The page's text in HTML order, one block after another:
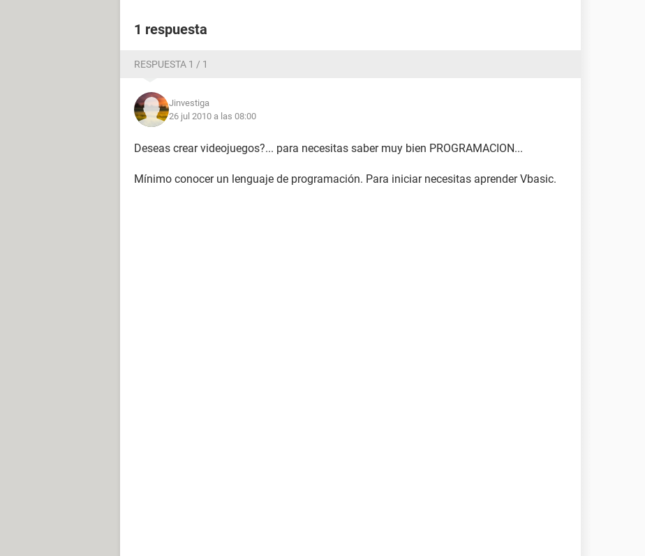
1 respuesta
RESPUESTA 1 / 1
Jinvestiga
26 jul 2010 a las 08:00
Deseas crear videojuegos?... para necesitas saber muy bien PROGRAMACION...
Mínimo conocer un lenguaje de programación. Para iniciar necesitas aprender Vbasic.